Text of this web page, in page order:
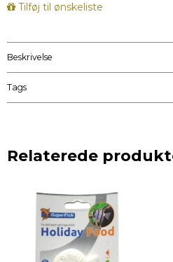
Tilføj til ønskeliste
Beskrivelse
Tags
Relaterede